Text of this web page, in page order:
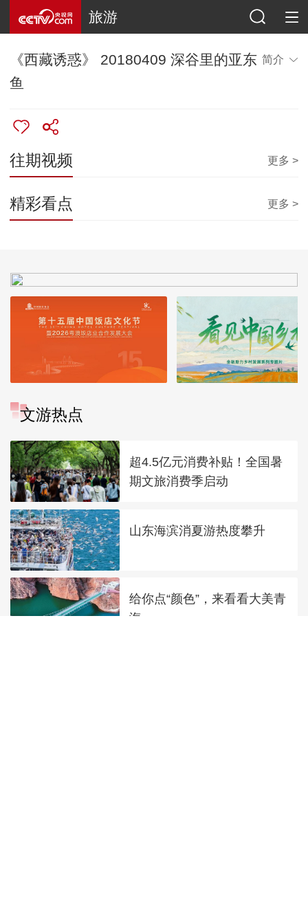
旅游
《西藏诱惑》 20180409 深谷里的亚东
鱼
简介
往期视频 更多 >
精彩看点 更多 >
文游热点
超4.5亿元消费补贴！全国暑
期文旅消费季启动
山东海滨消夏游热度攀升
给你点“颜色”，来看看大美青
海